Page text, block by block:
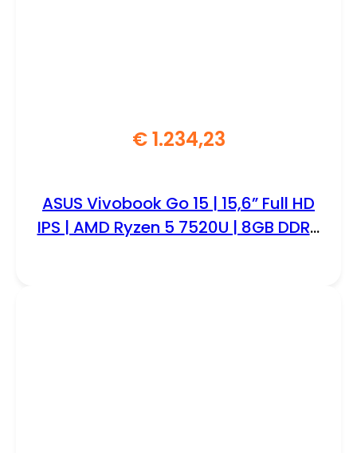
€1.234,23
ASUS Vivobook Go 15 | 15,6” Full HD
IPS | AMD Ryzen 5 7520U | 8GB DDR5